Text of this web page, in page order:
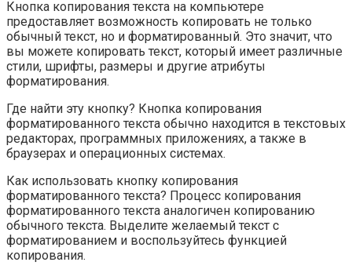
Кнопка копирования текста на компьютере
предоставляет возможность копировать не только
обычный текст, но и форматированный. Это значит, что
вы можете копировать текст, который имеет различные
стили, шрифты, размеры и другие атрибуты
форматирования.
Где найти эту кнопку? Кнопка копирования
форматированного текста обычно находится в текстовых
редакторах, программных приложениях, а также в
браузерах и операционных системах.
Как использовать кнопку копирования
форматированного текста? Процесс копирования
форматированного текста аналогичен копированию
обычного текста. Выделите желаемый текст с
форматированием и воспользуйтесь функцией
копирования.